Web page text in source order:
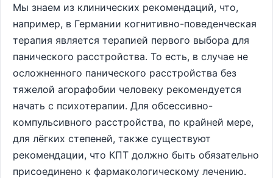
Мы знаем из клинических рекомендаций, что,
например, в Германии когнитивно-поведенческая
терапия является терапией первого выбора для
панического расстройства. То есть, в случае не
осложненного панического расстройства без
тяжелой агорафобии человеку рекомендуется
начать с психотерапии. Для обсессивно-
компульсивного расстройства, по крайней мере,
для лёгких степеней, также существуют
рекомендации, что КПТ должно быть обязательно
присоединено к фармакологическому лечению.